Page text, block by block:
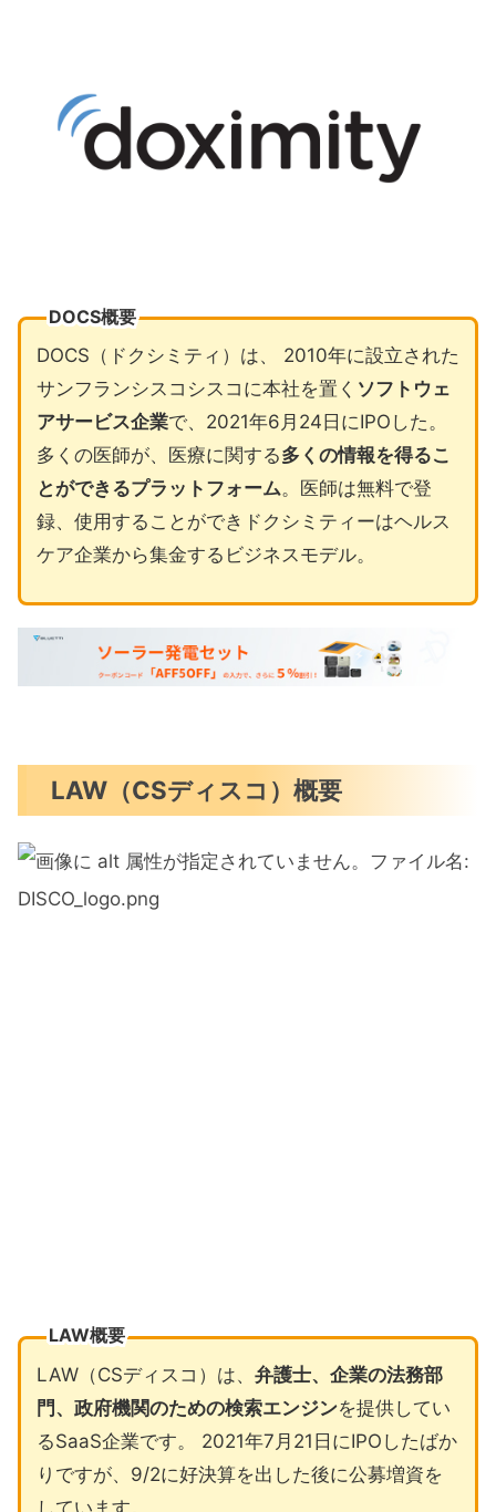
DOCS概要
DOCS（ドクシミティ）は、 2010年に設立された
サンフランシスコシスコに本社を置く ソフトウェ
アサービス企業で、2021年6月24日にIPOした。
多くの医師が、医療に関する多くの情報を得るこ
とができるプラットフォーム。医師は無料で登
録、使用することができドクシミティーはヘルス
ケア企業から集金するビジネスモデル。
LAW（CSディスコ）概要
LAW概要
LAW（CSディスコ）は、 弁護士、企業の法務部
門、政府機関のための検索エンジンを提供してい
るSaaS企業です。 2021年7月21日にIPOしたばか
りですが、9/2に好決算を出した後に公募増資を
しています。